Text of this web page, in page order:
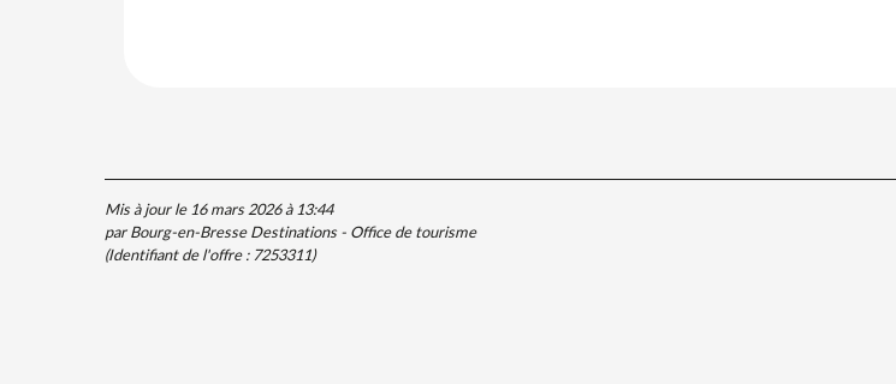
Mis à jour le 16 mars 2026 à 13:44
par Bourg-en-Bresse Destinations - Office de tourisme
(Identifiant de l'offre : 7253311)